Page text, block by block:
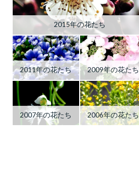
2015年の花たち
2011年の花たち 2009年の花たち
2007年の花たち 2006年の花たち